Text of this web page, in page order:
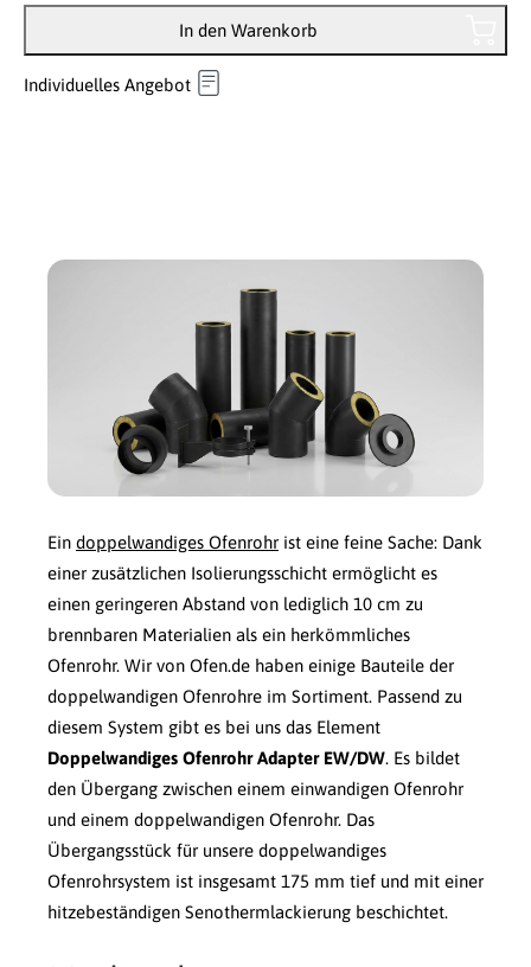
In den Warenkorb
Individuelles Angebot
Ein doppelwandiges Ofenrohr ist eine feine Sache: Dank
einer zusätzlichen Isolierungsschicht ermöglicht es
einen geringeren Abstand von lediglich 10 cm zu
brennbaren Materialien als ein herkömmliches
Ofenrohr. Wir von Ofen.de haben einige Bauteile der
doppelwandigen Ofenrohre im Sortiment. Passend zu
diesem System gibt es bei uns das Element
Doppelwandiges Ofenrohr Adapter EW/DW. Es bildet
den Übergang zwischen einem einwandigen Ofenrohr
und einem doppelwandigen Ofenrohr. Das
Übergangsstück für unsere doppelwandiges
Ofenrohrsystem ist insgesamt 175 mm tief und mit einer
hitzebeständigen Senothermlackierung beschichtet.